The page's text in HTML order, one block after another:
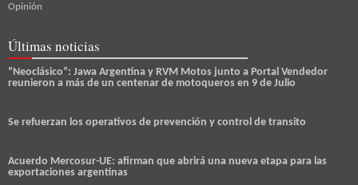
Opinión
Últimas noticias
“Neoclásico”: Jawa Argentina y RVM Motos junto a Portal Vendedor
reunieron a más de un centenar de motoqueros en 9 de Julio
Se refuerzan los operativos de prevención y control de transito
Acuerdo Mercosur-UE: afirman que abrirá una nueva etapa para las
exportaciones argentinas